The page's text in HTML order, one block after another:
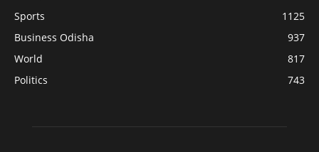
Sports
1125
Business Odisha
937
World
817
Politics
743